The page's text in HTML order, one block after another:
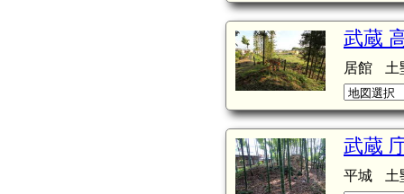
武蔵
居館 土
武蔵
平城 土